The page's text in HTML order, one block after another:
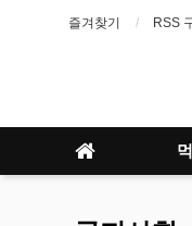
즐겨찾기 RSS